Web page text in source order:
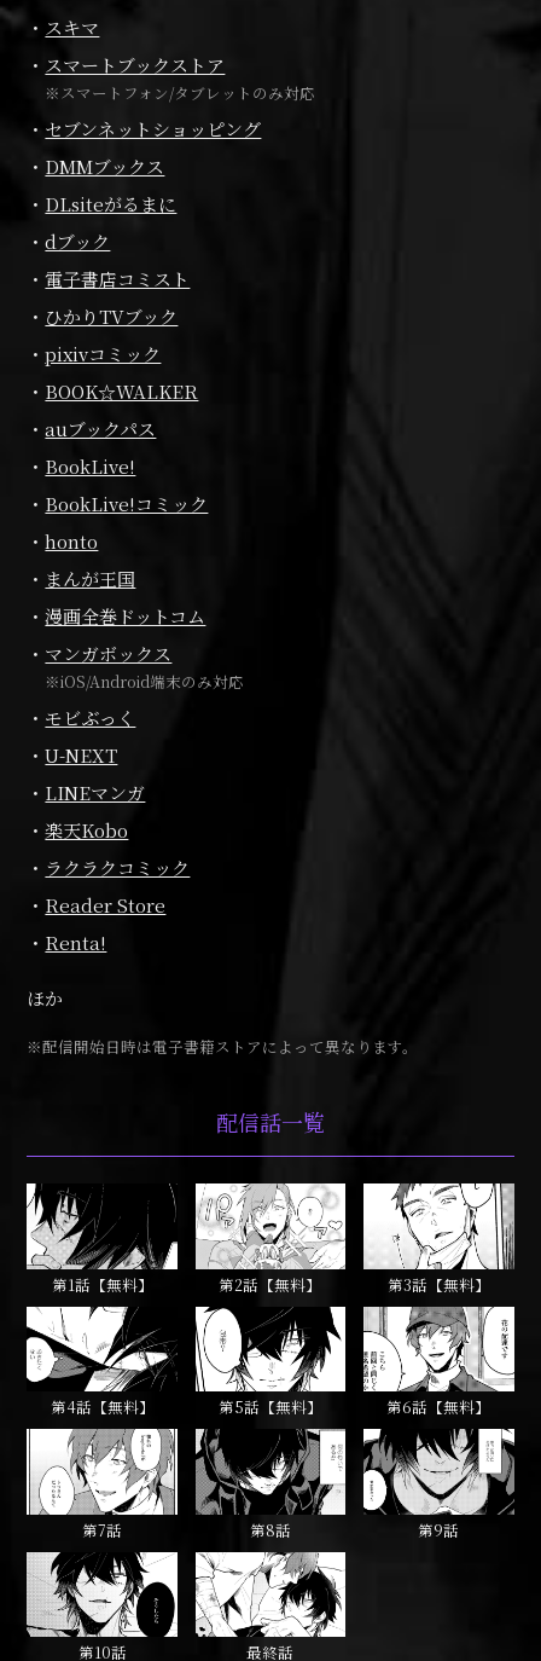
スキマ
スマートブックストア
※スマートフォン/タブレットのみ対応
セブンネットショッピング
DMMブックス
DLsiteがるまに
dブック
電子書店コミスト
ひかりTVブック
pixivコミック
BOOK☆WALKER
auブックパス
BookLive!
BookLive!コミック
honto
まんが王国
漫画全巻ドットコム
マンガボックス
※iOS/Android端末のみ対応
モビぶっく
U-NEXT
LINEマンガ
楽天Kobo
ラクラクコミック
Reader Store
Renta!
ほか
※配信開始日時は電子書籍ストアによって異なります。
配信話一覧
第1話【無料】 第2話【無料】 第3話【無料】
第4話【無料】 第5話【無料】 第6話【無料】
第7話 第8話 第9話
第10話 最終話